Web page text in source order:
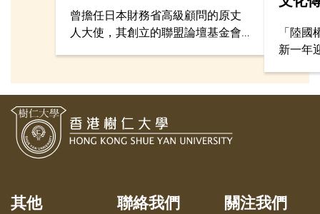
曾擔任日本財務省高級顧問的原丈
人大使，其創立的聯盟論壇基金會
Foundation Asia，協助推動亞洲經
校董、愛訊集團執行主席陸國權先
生出任主席。
「陸
新一年
舉行「
學術副
其他 聯絡我們 關注我們